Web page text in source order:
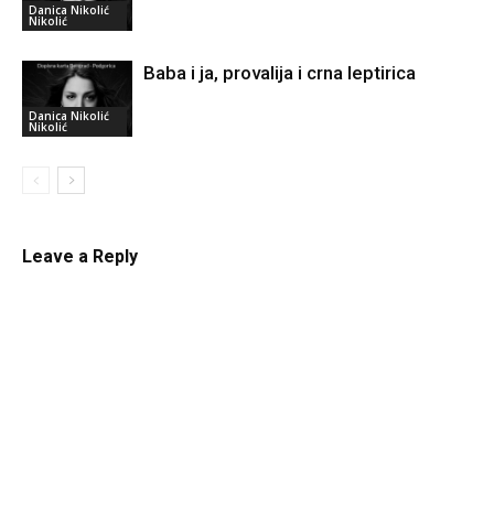
Danica Nikolić
Nikolić
Danica Nikolić
Nikolić
Baba i ja, provalija i crna leptirica
Leave a Reply